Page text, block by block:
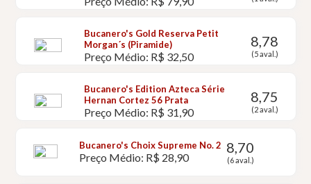
Bucanero's Gold Reserva Petit
Morgan´s (Piramide)
Preço Médio: R$ 32,50
8,78
(5 aval.)
Bucanero's Edition Azteca Série
Hernan Cortez 56 Prata
Preço Médio: R$ 31,90
8,75
(2 aval.)
Bucanero's Choix Supreme No. 2
Preço Médio: R$ 28,90
8,70
(6 aval.)